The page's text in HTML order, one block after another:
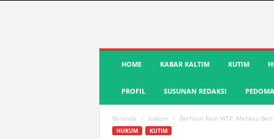
a
HOME KABAR KALTIM KUTIM
PROFIL SUSUNAN REDAKSI
Beranda hukum Berhasil Raih WTP, Menkeu
HUKUM KUTIM